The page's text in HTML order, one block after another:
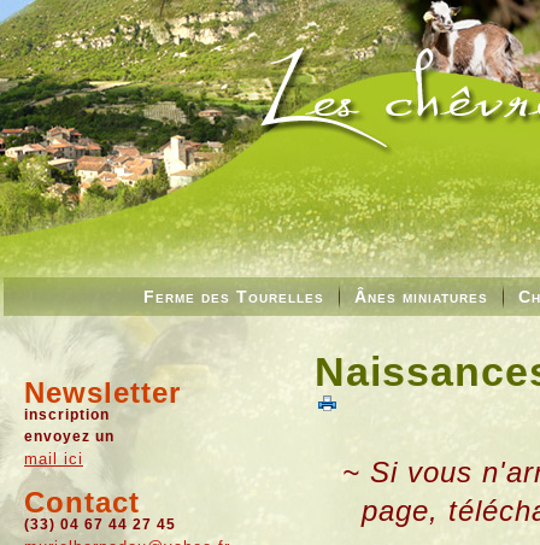
Ferme des Tourelles Ânes miniatures
Newsletter
inscription
envoyez un
mail ici
Contact
(33) 04 67 44 27 45
~ Si vous
page,